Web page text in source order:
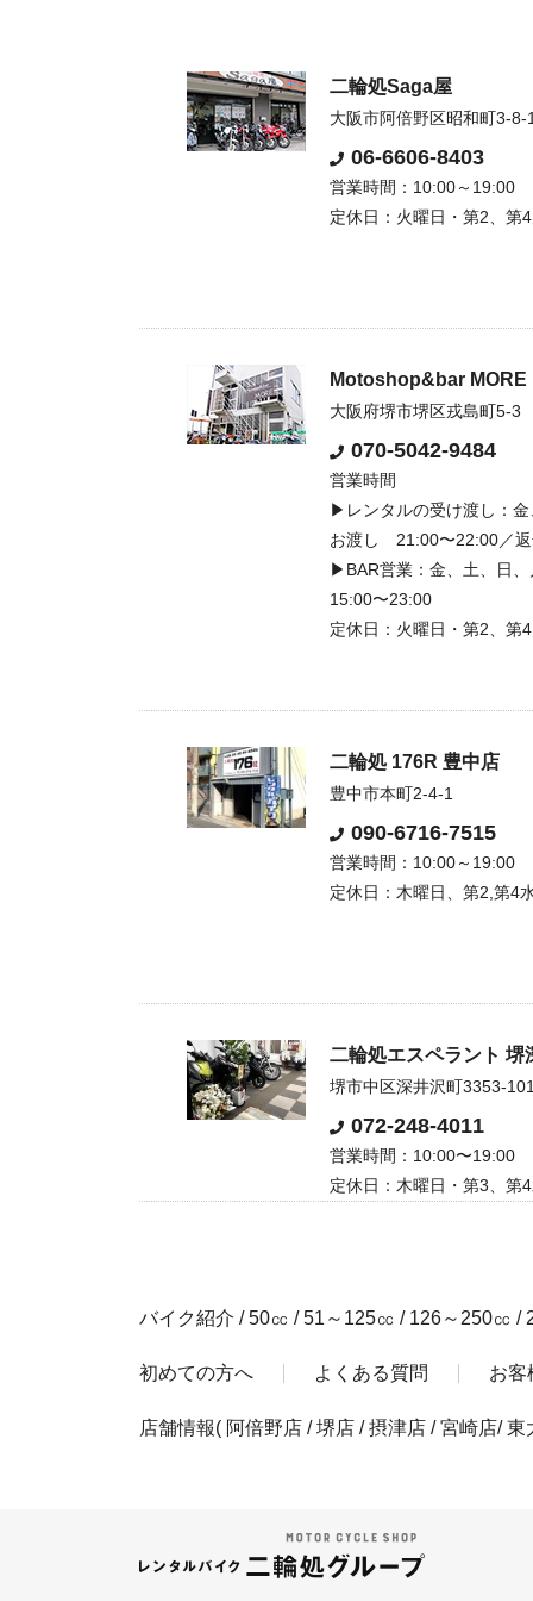
二輪処Saga屋
大阪市阿倍野区昭和町3-8-1
06-6606-8403
営業時間：10:00～19:00
定休日：火曜日・第2、第
Motoshop&bar MORE
大阪府堺市堺区戎島町5-3
070-5042-9484
営業時間
▶レンタルの受け渡し：金
お渡し 21:00〜22:00／
▶BAR営業：金、土、日、
15:00〜23:00
定休日：火曜日・第2、第
二輪処 176R 豊中店
豊中市本町2-4-1
090-6716-7515
営業時間：10:00～19:00
定休日：木曜日、第2,第4
二輪処エスペラント 堺
堺市中区深井沢町3353-101
072-248-4011
営業時間：10:00〜19:00
定休日：木曜日・第3、第
バイク紹介 /50㏄ /51～125㏄ / 126～250㏄ /
初めての方へ よくある質問 お客
店舗情報( 阿倍野店 /堺店 /摂津店 /宮崎店/東